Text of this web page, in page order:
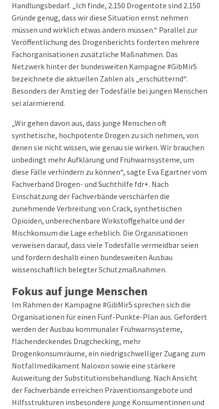
Handlungsbedarf. „Ich finde, 2.150 Drogentote sind 2.150
Gründe genug, dass wir diese Situation ernst nehmen
müssen und wirklich etwas ändern müssen.“ Parallel zur
Veröffentlichung des Drogenberichts forderten mehrere
Fachorganisationen zusätzliche Maßnahmen. Das
Netzwerk hinter der bundesweiten Kampagne #GibMir5
bezeichnete die aktuellen Zahlen als „erschütternd“.
Besonders der Anstieg der Todesfälle bei jungen Menschen
sei alarmierend.
„Wir gehen davon aus, dass junge Menschen oft
synthetische, hochpotente Drogen zu sich nehmen, von
denen sie nicht wissen, wie genau sie wirken. Wir brauchen
unbedingt mehr Aufklärung und Frühwarnsysteme, um
diese Fälle verhindern zu können“, sagte Eva Egartner vom
Fachverband Drogen- und Suchthilfe fdr+. Nach
Einschätzung der Fachverbände verschärfen die
zunehmende Verbreitung von Crack, synthetischen
Opioiden, unberechenbare Wirkstoffgehalte und der
Mischkonsum die Lage erheblich. Die Organisationen
verweisen darauf, dass viele Todesfälle vermeidbar seien
und fordern deshalb einen bundesweiten Ausbau
wissenschaftlich belegter Schutzmaßnahmen.
Fokus auf junge Menschen
Im Rahmen der Kampagne #GibMir5 sprechen sich die
Organisationen für einen Fünf-Punkte-Plan aus. Gefordert
werden der Ausbau kommunaler Frühwarnsysteme,
flächendeckendes Drugchecking, mehr
Drogenkonsumräume, ein niedrigschwelliger Zugang zum
Notfallmedikament Naloxon sowie eine stärkere
Ausweitung der Substitutionsbehandlung. Nach Ansicht
der Fachverbände erreichen Präventionsangebote und
Hilfsstrukturen insbesondere junge Konsumentinnen und